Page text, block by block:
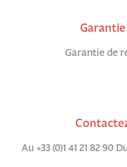
Garantie de
Au +33 (0)1 41 21 82 90